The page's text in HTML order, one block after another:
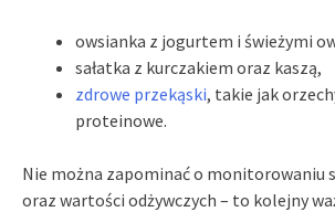
owsianka z jogurtem i świeżymi
sałatka z kurczakiem oraz kaszą,
zdrowe przekąski, takie jak
proteinowe.
Nie można zapominać o monitorowaniu
oraz wartości odżywczych – to kolejny